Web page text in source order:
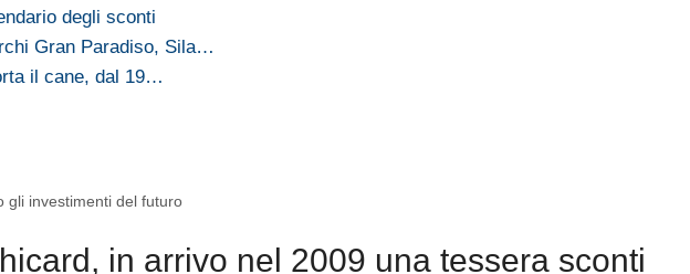
degli sconti
Gran Paradiso, Sila…
il cane, dal 19…
gli investimenti del futuro
in arrivo nel 2009 una tessera sconti